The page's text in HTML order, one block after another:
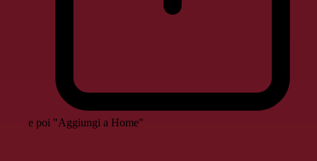
e poi "Aggiungi a Home"